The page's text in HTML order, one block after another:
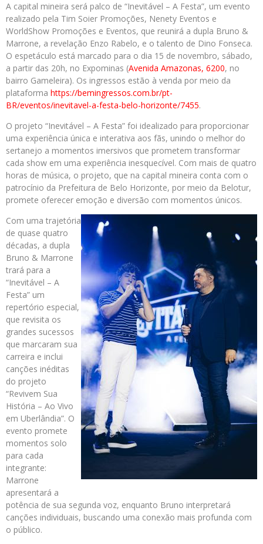
A capital mineira será palco de “Inevitável – A Festa”, um evento
realizado pela Tim Soier Promoções, Nenety Eventos e
WorldShow Promoções e Eventos, que reunirá a dupla Bruno &
Marrone, a revelação Enzo Rabelo, e o talento de Dino Fonseca.
O espetáculo está marcado para o dia 15 de novembro, sábado,
a partir das 20h, no Expominas (Avenida Amazonas, 6200, no
bairro Gameleira). Os ingressos estão à venda por meio da
plataforma https://bemingressos.com.br/pt-
BR/eventos/inevitavel-a-festa-belo-horizonte/7455.
O projeto “Inevitável – A Festa” foi idealizado para proporcionar
uma experiência única e interativa aos fãs, unindo o melhor do
sertanejo a momentos imersivos que prometem transformar
cada show em uma experiência inesquecível. Com mais de quatro
horas de música, o projeto, que na capital mineira conta com o
patrocínio da Prefeitura de Belo Horizonte, por meio da Belotur,
promete oferecer emoção e diversão com momentos únicos.
Com uma trajetória
de quase quatro
décadas, a dupla
Bruno & Marrone
trará para a
“Inevitável – A
Festa” um
repertório especial,
que revisita os
grandes sucessos
que marcaram sua
carreira e inclui
canções inéditas
do projeto
“Revivem Sua
História – Ao Vivo
em Uberlândia”. O
evento promete
momentos solo
para cada
integrante:
Marrone
apresentará a
potência de sua segunda voz, enquanto Bruno interpretará
canções individuais, buscando uma conexão mais profunda com
o público.